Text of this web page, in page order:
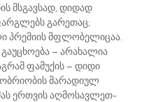
მსგავსად, დიდად
გარეთაც;
პრემიის მფლობელიცაა.
– არახალია
ფამუქის – დიდი
მარადიულ
ერთვის აღმოსავლეთ-